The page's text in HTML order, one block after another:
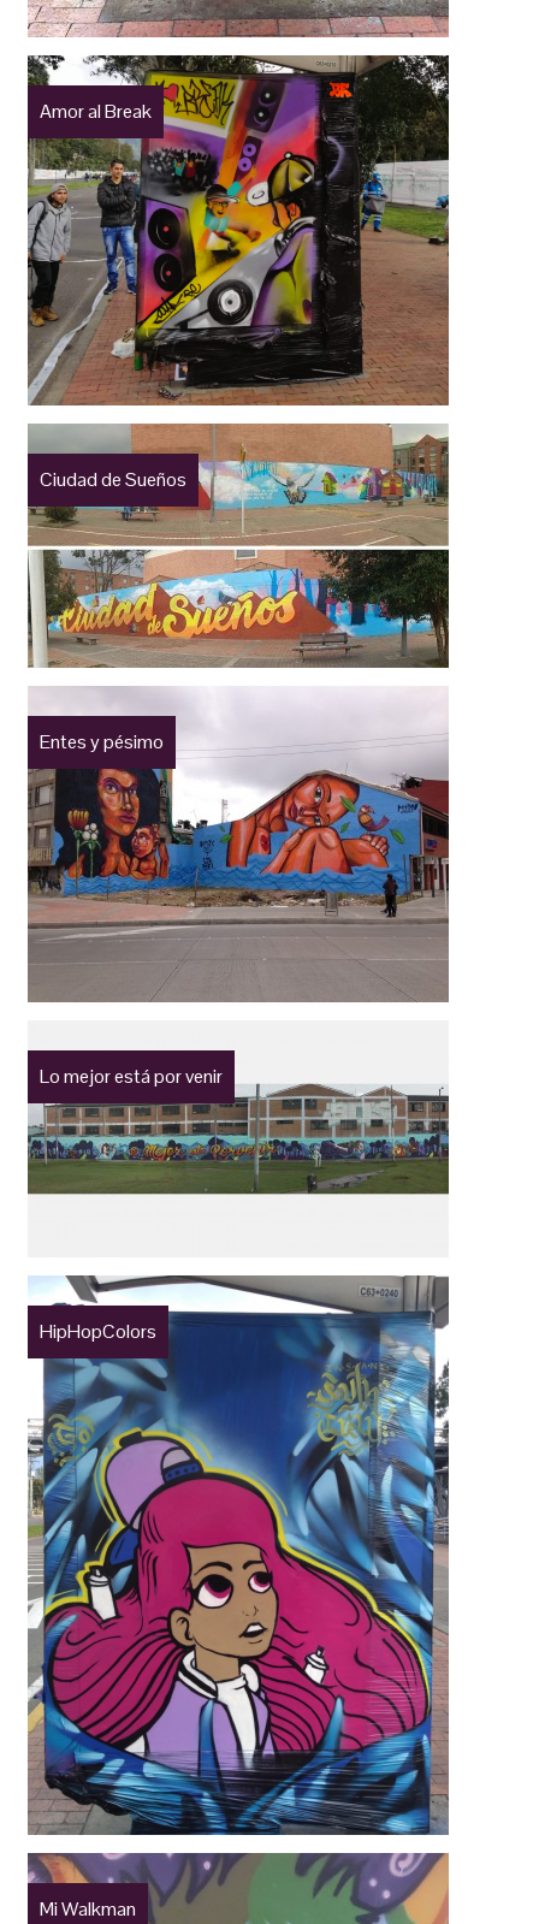
Amor al Break
Ciudad de Sueños
Entes y pésimo
Lo mejor está por venir
HipHopColors
Mi Walkman